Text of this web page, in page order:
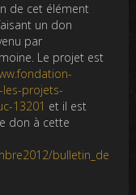
de cet élément
un don
par
Le projet est
projets-
13201 et il est
don à cette
bulletin_de